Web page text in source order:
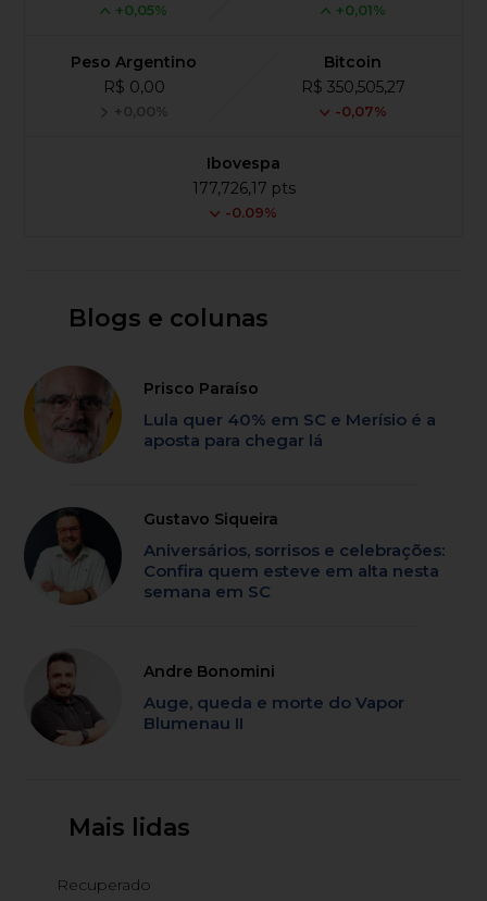
+0,05% +0,01%
Peso Argentino
R$ 0,00
+0,00%
Bitcoin
R$ 350,505,27
-0,07%
Ibovespa
177,726,17 pts
-0.09%
Blogs e colunas
Prisco Paraíso
Lula quer 40% em SC e Merísio é a
aposta para chegar lá
Gustavo Siqueira
Aniversários, sorrisos e celebrações:
Confira quem esteve em alta nesta
semana em SC
Andre Bonomini
Auge, queda e morte do Vapor
Blumenau II
Mais lidas
Recuperado